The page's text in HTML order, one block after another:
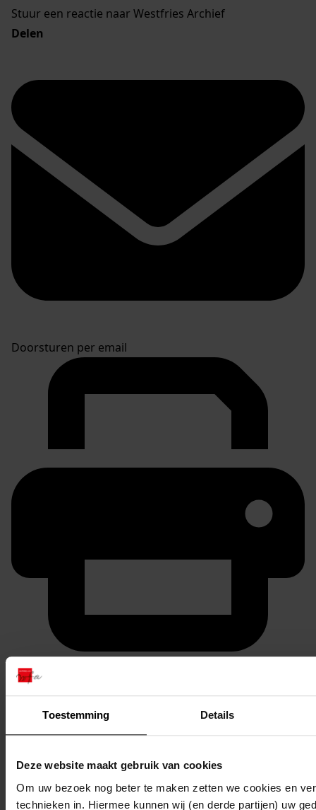
Toestemming Details
Deze website maakt gebruik van cookies
Om uw bezoek nog beter te maken zetten we cookies en
technieken in. Hiermee kunnen wij (en derde partijen) uw
Stuur een reactie naar Westfries Archief
Delen
Doorsturen per email
Printen
duurzaam webadres
Inventaris
941Bouwen van een broeikas, 1954-1954